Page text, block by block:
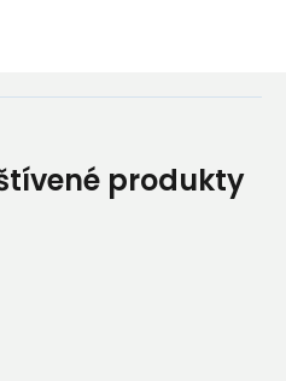
produkty